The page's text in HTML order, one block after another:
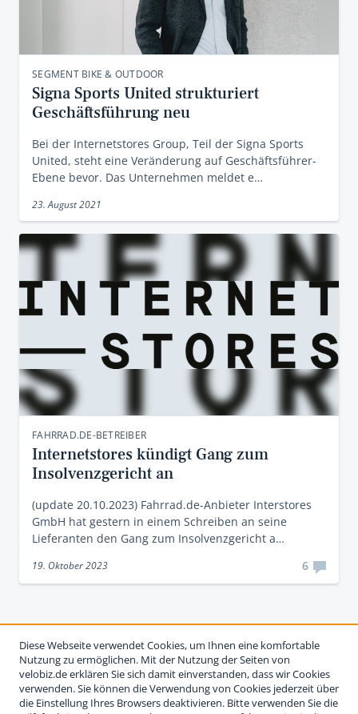
SEGMENT BIKE & OUTDOOR
Signa Sports United strukturiert
Geschäftsführung neu
Bei der Internetstores Group, Teil der Signa Sports
United, steht eine Veränderung auf Geschäftsführer-
Ebene bevor. Das Unternehmen meldet e…
23. August 2021
FAHRRAD.DE-BETREIBER
Internetstores kündigt Gang zum
Insolvenzgericht an
(update 20.10.2023) Fahrrad.de-Anbieter Interstores
GmbH hat gestern in einem Schreiben an seine
Lieferanten den Gang zum Insolvenzgericht a…
19. Oktober 2023 6
Diese Webseite verwendet Cookies, um Ihnen eine komfortable
Nutzung zu ermöglichen. Mit der Nutzung der Seiten von
velobiz.de erklären Sie sich damit einverstanden, dass wir Cookies
verwenden. Sie können die Verwendung von Cookies jederzeit über
die Einstellung Ihres Browsers deaktivieren. Bitte verwenden Sie die